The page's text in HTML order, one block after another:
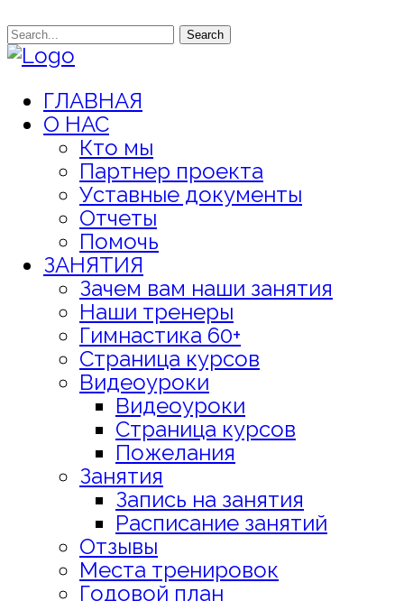
Search
ГЛАВНАЯ
О НАС
Кто мы
Партнер проекта
Уставные документы
Отчеты
Помочь
ЗАНЯТИЯ
Зачем вам наши занятия
Наши тренеры
Гимнастика 60+
Страница курсов
Видеоуроки
Видеоуроки
Страница курсов
Пожелания
Занятия
Запись на занятия
Расписание занятий
Отзывы
Места тренировок
Годовой план